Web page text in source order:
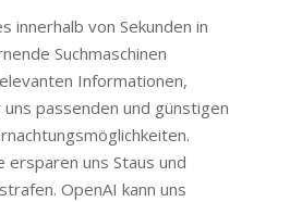
innerhalb von Sekunden in
Suchmaschinen
Informationen,
passenden und günstigen
uns Staus und
OpenAI kann uns